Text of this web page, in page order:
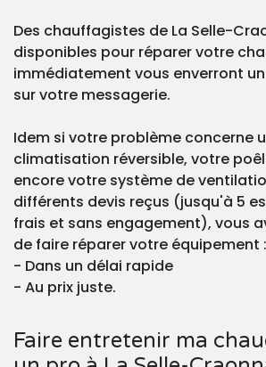
Des chauffagistes de La Selle-
disponibles pour réparer votre
immédiatement vous enverront
sur votre messagerie.
Idem si votre problème concerne
climatisation réversible, votre
encore votre système de
différents devis reçus (jusqu'à 5
frais et sans engagement), vous
de faire réparer votre équipement :
- Dans un délai rapide
- Au prix juste.
Faire entretenir ma